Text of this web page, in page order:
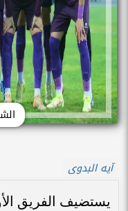
آيه البدوى
يستضيف الفريق